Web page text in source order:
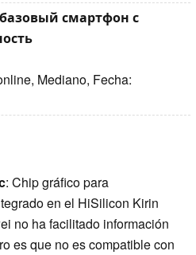
базовый смартфон с
Mediano, Fecha:
: Chip gráfico para
en el HiSilicon Kirin
no ha facilitado información
es que no es compatible con